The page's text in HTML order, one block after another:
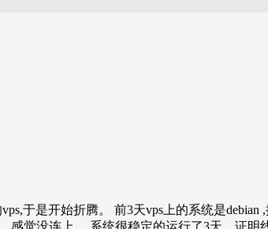
于是开始折腾。 前3天vps上的系统是
感觉没连上。 系统很稳定的运行了3天，证